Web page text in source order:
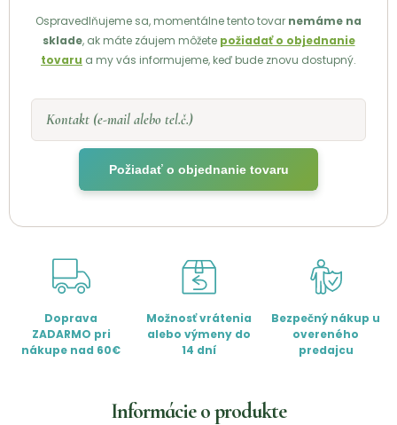
Ospravedlňujeme sa, momentálne tento tovar nemáme na
sklade, ak máte záujem môžete požiadať o objednanie
tovaru a my vás informujeme, keď bude znovu dostupný.
Kontakt (e-mail alebo tel.č.)
Požiadať o objednanie tovaru
Doprava
ZADARMO pri
nákupe nad 60€
Možnosť vrátenia
alebo výmeny do
14 dní
Bezpečný nákup u
overeného
predajcu
Informácie o produkte